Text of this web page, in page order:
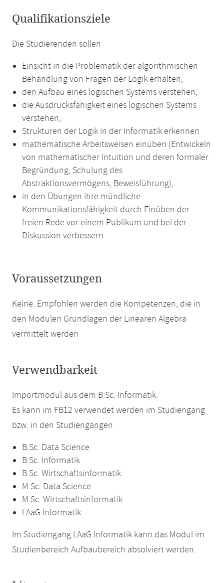
Qualifikationsziele
Die Studierenden sollen
Einsicht in die Problematik der algorithmischen
Behandlung von Fragen der Logik erhalten,
den Aufbau eines logischen Systems verstehen,
die Ausdrucksfähigkeit eines logischen Systems
verstehen,
Strukturen der Logik in der Informatik erkennen
mathematische Arbeitsweisen einüben (Entwickeln
von mathematischer Intuition und deren formaler
Begründung, Schulung des
Abstraktionsvermögens, Beweisführung),
in den Übungen ihre mündliche
Kommunikationsfähigkeit durch Einüben der
freien Rede vor einem Publikum und bei der
Diskussion verbessern
Voraussetzungen
Keine. Empfohlen werden die Kompetenzen, die in
den Modulen Grundlagen der Linearen Algebra
vermittelt werden
Verwendbarkeit
Importmodul aus dem B.Sc. Informatik.
Es kann im FB12 verwendet werden im Studiengang
bzw. in den Studiengängen
B.Sc. Data Science
B.Sc. Informatik
B.Sc. Wirtschaftsinformatik
M.Sc. Data Science
M.Sc. Wirtschaftsinformatik
LAaG Informatik
Im Studiengang LAaG Informatik kann das Modul im
Studienbereich Aufbaubereich absolviert werden.